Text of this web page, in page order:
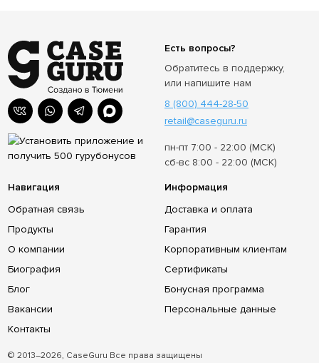
Навигация
Обратная связь
Продукты
О компании
Биография
Блог
Вакансии
Контакты
Информация
Доставка и оплата
Гарантия
Корпоративным клиентам
Сертификаты
Бонусная программа
Персональные данные
Есть вопросы?
Обратитесь в поддержку,
или напишите нам
8 (800) 444-28-50
retail@caseguru.ru
пн-пт 7:00 - 22:00 (МСК)
сб-вс 8:00 - 22:00 (МСК)
© 2013–2026, CaseGuru Все права защищены